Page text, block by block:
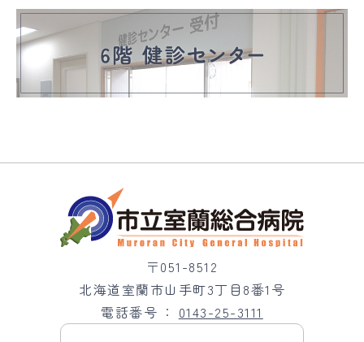
〒051-8512
北海道室蘭市山手町3丁目8番1号
電話番号
0143-25-3111